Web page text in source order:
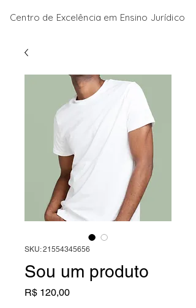
Centro de Excelência em Ensino Jurídico
SKU: 21554345656
Sou um produto
R$ 120,00Preço